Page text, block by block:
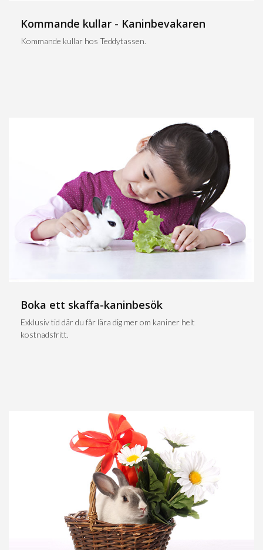
Kommande kullar - Kaninbevakaren
Kommande kullar hos Teddytassen.
Boka ett skaffa-kaninbesök
Exklusiv tid där du får lära dig mer om kaniner helt
kostnadsfritt.